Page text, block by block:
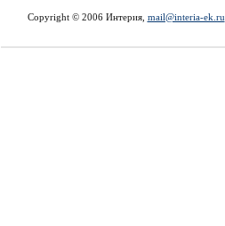
Copyright © 2006 Интерия, mail@interia-ek.ru